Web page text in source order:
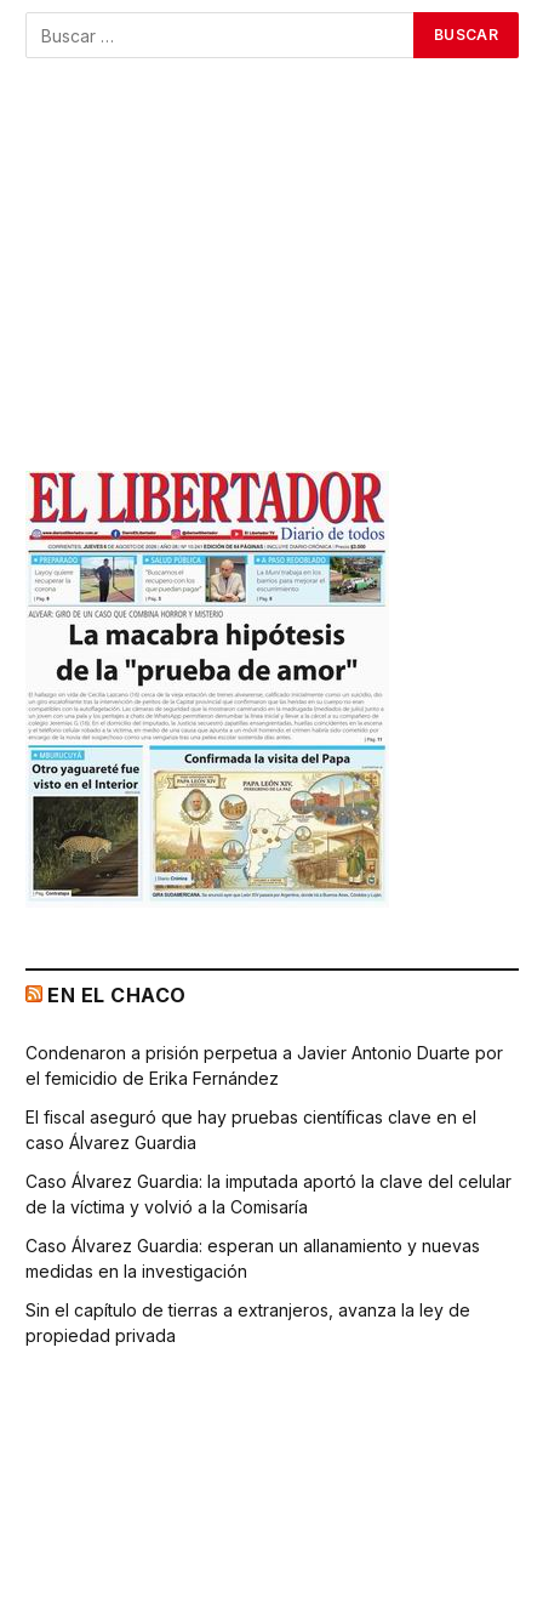
EN EL CHACO
Condenaron a prisión perpetua a Javier Antonio Duarte por
el femicidio de Erika Fernández
El fiscal aseguró que hay pruebas científicas clave en el
caso Álvarez Guardia
Caso Álvarez Guardia: la imputada aportó la clave del celular
de la víctima y volvió a la Comisaría
Caso Álvarez Guardia: esperan un allanamiento y nuevas
medidas en la investigación
Sin el capítulo de tierras a extranjeros, avanza la ley de
propiedad privada